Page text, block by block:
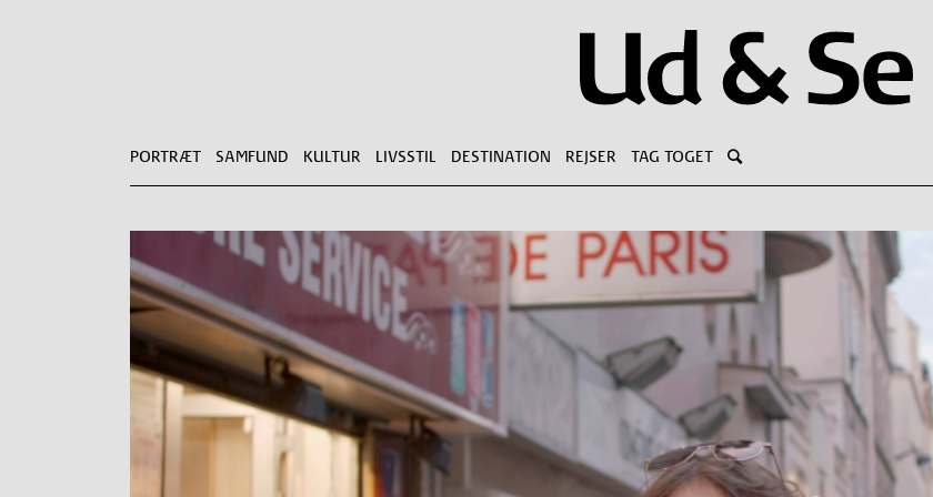
PORTRÆT SAMFUND KULTUR LIVSSTIL DESTINATION REJSER TAG TOGET